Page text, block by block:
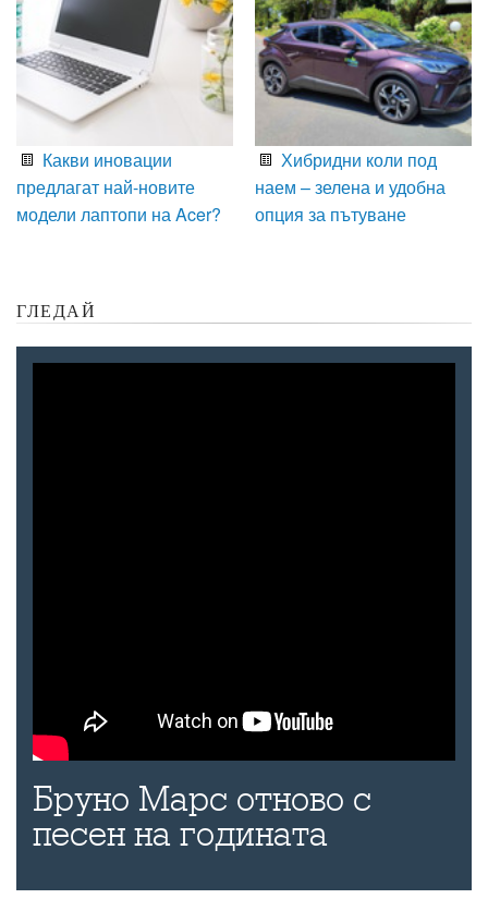
Какви иновации
предлагат най-новите
модели лаптопи на Acer?
Хибридни коли под
наем – зелена и удобна
опция за пътуване
ГЛЕДАЙ
Бруно Марс отново с
песен на годината